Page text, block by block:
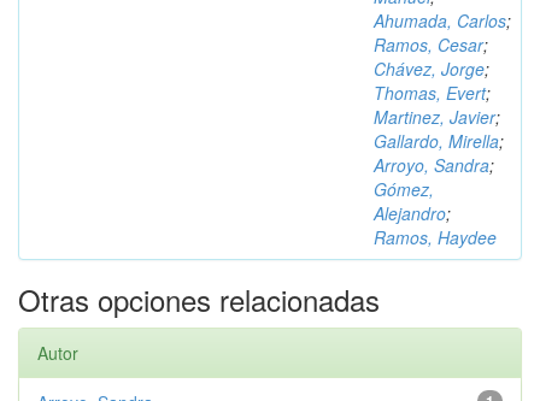
Ahumada, Carlos;
Ramos, Cesar;
Chávez, Jorge;
Thomas, Evert;
Martinez, Javier;
Gallardo, Mirella;
Arroyo, Sandra;
Gómez,
Alejandro;
Ramos, Haydee
Otras opciones relacionadas
Autor